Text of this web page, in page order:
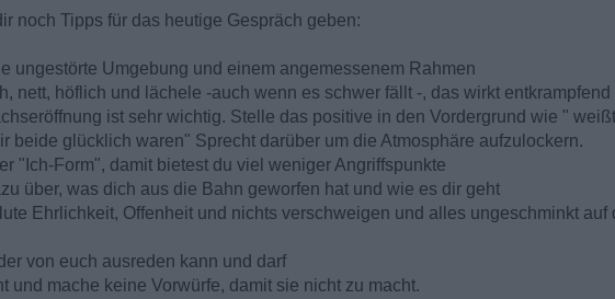
noch Tipps für das heutige Gespräch geben:
ungestörte Umgebung und einem angemessenem Rahmen
nett, höflich und lächele -auch wenn es schwer fällt -, das wirkt entkrampfend
ist sehr wichtig. Stelle das positive in den Vordergrund wie " weißt
beide glücklich waren" Sprecht darüber um die Atmosphäre aufzulockern.
"Ich-Form", damit bietest du viel weniger Angriffspunkte
über, was dich aus die Bahn geworfen hat und wie es dir geht
Ehrlichkeit, Offenheit und nichts verschweigen und alles ungeschminkt auf
von euch ausreden kann und darf
und mache keine Vorwürfe, damit sie nicht zu macht.